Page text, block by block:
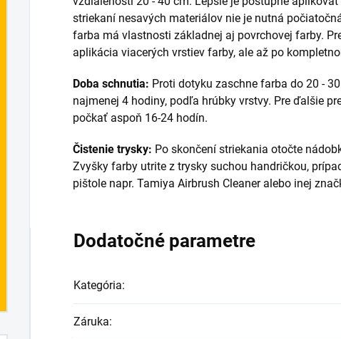
striekaní nesavých materiálov nie je nutná
farba má vlastnosti základnej aj povrchovej farby.
aplikácia viacerých vrstiev farby, ale až po
Doba schnutia: Proti dotyku zaschne farba do 20 -
najmenej 4 hodiny, podľa hrúbky vrstvy. Pre ďalšie
počkať aspoň 16-24 hodín.
Čistenie trysky: Po skončení striekania otočte
Zvyšky farby utrite z trysky suchou handričkou,
pištole napr. Tamiya Airbrush Cleaner alebo inej
Dodatočné parametre
Kategória:
Záruka: